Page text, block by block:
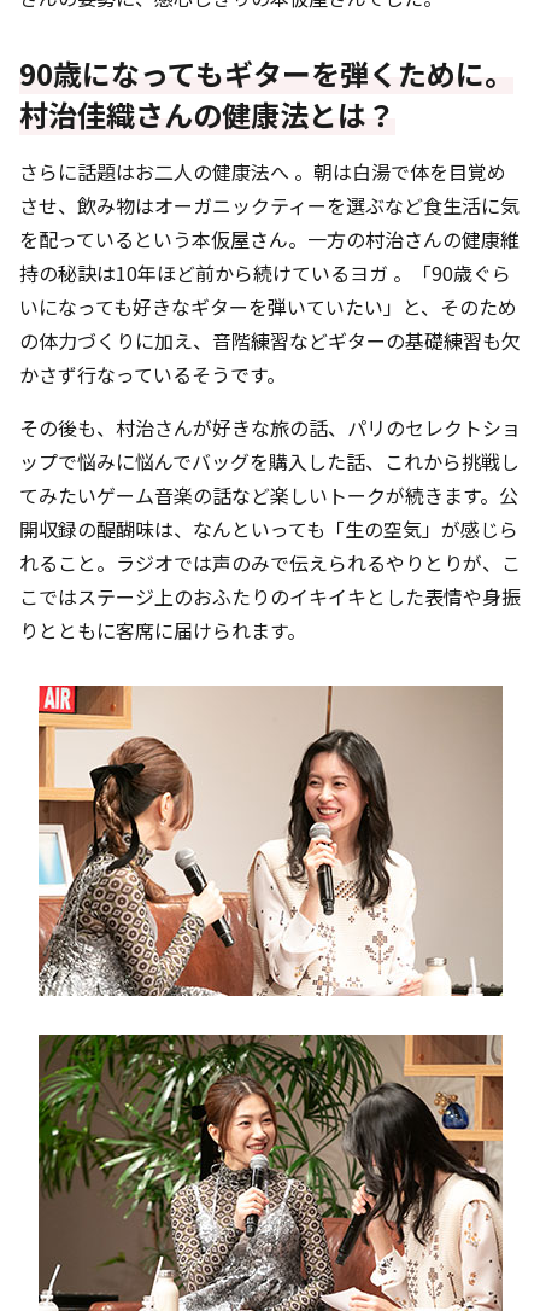
90歳になってもギターを弾くために。
村治佳織さんの健康法とは？
さらに話題はお二人の健康法へ 。朝は白湯で体を目覚め
させ、飲み物はオーガニックティーを選ぶなど食生活に気
を配っているという本仮屋さん。一方の村治さんの健康維
持の秘訣は10年ほど前から続けているヨガ 。「90歳ぐら
いになっても好きなギターを弾いていたい」と、そのため
の体力づくりに加え、音階練習などギターの基礎練習も欠
かさず行なっているそうです。
その後も、村治さんが好きな旅の話、パリのセレクトショ
ップで悩みに悩んでバッグを購入した話、これから挑戦し
てみたいゲーム音楽の話など楽しいトークが続きます。公
開収録の醍醐味は、なんといっても「生の空気」が感じら
れること。ラジオでは声のみで伝えられるやりとりが、こ
こではステージ上のおふたりのイキイキとした表情や身振
りとともに客席に届けられます。